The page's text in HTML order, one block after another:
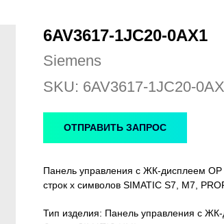
6AV3617-1JC20-0AX1
Siemens
SKU: 6AV3617-1JC20-
ОТПРАВИТЬ ЗАПРОС
Панель управления с ЖК-дисплеем OP
строк x символов SIMATIC S7, M7,
Тип изделия: Панель управления с